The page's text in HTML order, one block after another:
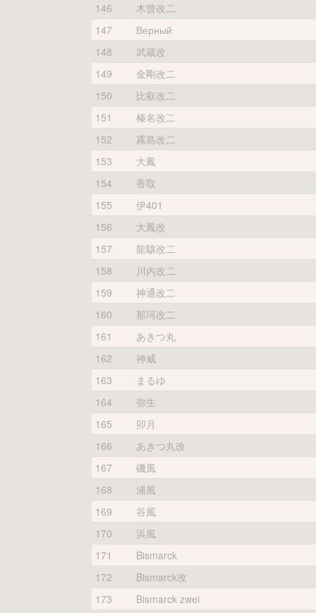
146
木曾改二
147
Верный
148
武蔵改
149
金剛改二
150
比叡改二
151
榛名改二
152
霧島改二
153
大鳳
154
香取
155
伊401
156
大鳳改
157
龍驤改二
158
川内改二
159
神通改二
160
那珂改二
161
あきつ丸
162
神威
163
まるゆ
164
弥生
165
卯月
166
あきつ丸改
167
磯風
168
浦風
169
谷風
170
浜風
171
Bismarck
172
Bismarck改
173
Bismarck zwei